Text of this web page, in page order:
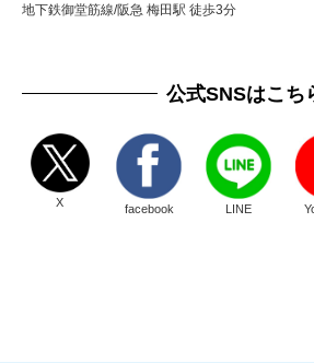
地下鉄御堂筋線/阪急 梅田駅 徒歩3分
公式SNSはこち
X facebook LINE